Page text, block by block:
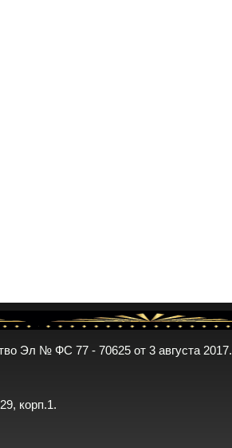
Эл № ФС 77 - 70625 от 3 августа 2017.
корп.1.